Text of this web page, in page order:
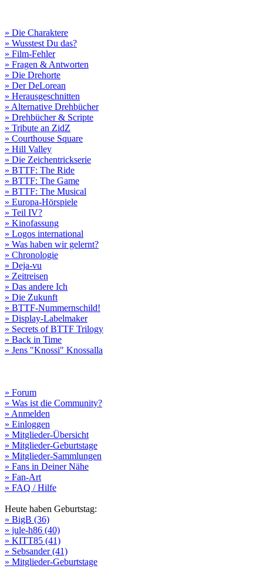
» Die Charaktere
» Wusstest Du das?
» Film-Fehler
» Fragen & Antworten
» Die Drehorte
» Der DeLorean
» Herausgeschnitten
» Alternative Drehbücher
» Drehbücher & Scripte
» Tribute an ZidZ
» Courthouse Square
» Hill Valley
» Die Zeichentrickserie
» BTTF: The Ride
» BTTF: The Game
» BTTF: The Musical
» Europa-Hörspiele
» Teil IV?
» Kinofassung
» Logos international
» Was haben wir gelernt?
» Chronologie
» Deja-vu
» Zeitreisen
» Das andere Ich
» Die Zukunft
» BTTF-Nummernschild!
» Display-Labelmaker
» Secrets of BTTF Trilogy
» Back in Time
» Jens "Knossi" Knossalla
» Forum
» Was ist die Community?
» Anmelden
» Einloggen
» Mitglieder-Übersicht
» Mitglieder-Geburtstage
» Mitglieder-Sammlungen
» Fans in Deiner Nähe
» Fan-Art
» FAQ / Hilfe
Heute haben Geburtstag:
» BigB (36)
» jule-h86 (40)
» KITT85 (41)
» Sebsander (41)
» Mitglieder-Geburtstage